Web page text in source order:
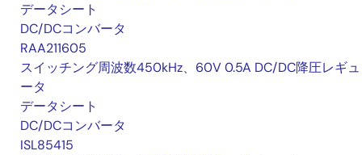
データシート
DC/DCコンバータ
RAA211605
スイッチング周波数450kHz、60V 0.5A DC/DC降圧レギ
ータ
データシート
DC/DCコンバータ
ISL85415